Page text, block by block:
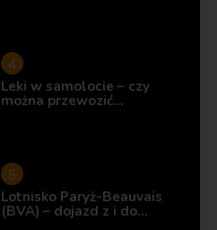
Leki w samolocie – czy
można przewozić…
Lotnisko Paryż-Beauvais
(BVA) – dojazd z i do…